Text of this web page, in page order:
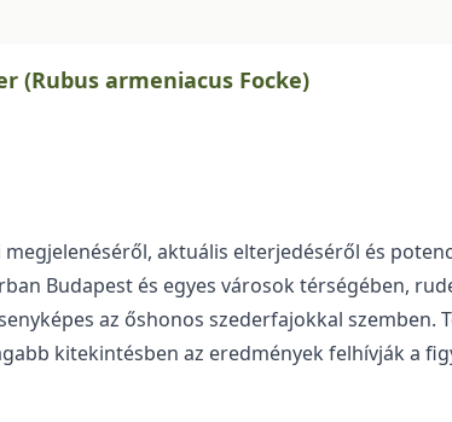
(Rubus armeniacus Focke)
aktuális elterjedéséről és
Budapest és egyes városok térségében,
az őshonos szederfajokkal szemben.
kitekintésben az eredmények felhívják a